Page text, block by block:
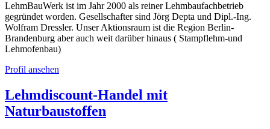
LehmBauWerk ist im Jahr 2000 als reiner Lehmbaufachbetrieb
gegründet worden. Gesellschafter sind Jörg Depta und Dipl.-Ing.
Wolfram Dressler. Unser Aktionsraum ist die Region Berlin-
Brandenburg aber auch weit darüber hinaus ( Stampflehm-und
Lehmofenbau)
Profil ansehen
Lehmdiscount-Handel mit
Naturbaustoffen